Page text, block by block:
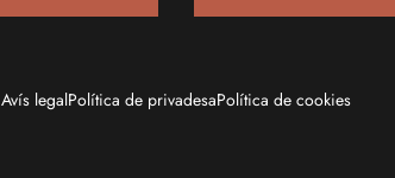
Avís legalPolítica de privadesaPolítica de cookies